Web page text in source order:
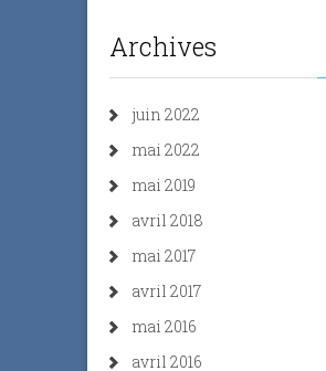
Archives
juin 2022
mai 2022
mai 2019
avril 2018
mai 2017
avril 2017
mai 2016
avril 2016